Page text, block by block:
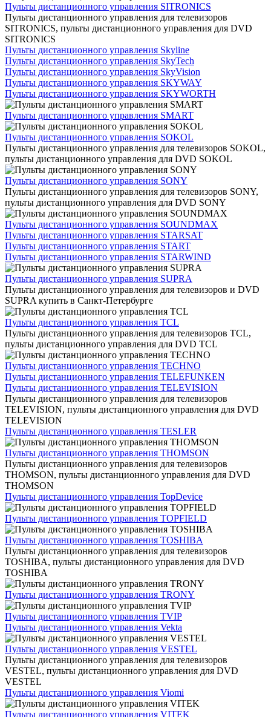
Пульты дистанционного управления SITRONICS
Пульты дистанционного управления для телевизоров
SITRONICS, пульты дистанционного управления для DVD
SITRONICS
Пульты дистанционного управления Skyline
Пульты дистанционного управления SkyTech
Пульты дистанционного управления SkyVision
Пульты дистанционного управления SKYWAY
Пульты дистанционного управления SKYWORTH
Пульты дистанционного управления SMART
Пульты дистанционного управления SOKOL
Пульты дистанционного управления для телевизоров SOKOL,
пульты дистанционного управления для DVD SOKOL
Пульты дистанционного управления SONY
Пульты дистанционного управления для телевизоров SONY,
пульты дистанционного управления для DVD SONY
Пульты дистанционного управления SOUNDMAX
Пульты дистанционного управления STARSAT
Пульты дистанционного управления START
Пульты дистанционного управления STARWIND
Пульты дистанционного управления SUPRA
Пульты дистанционного управления для телевизоров и DVD
SUPRA купить в Санкт-Петербурге
Пульты дистанционного управления TCL
Пульты дистанционного управления для телевизоров TCL,
пульты дистанционного управления для DVD TCL
Пульты дистанционного управления TECHNO
Пульты дистанционного управления TELEFUNKEN
Пульты дистанционного управления TELEVISION
Пульты дистанционного управления для телевизоров
TELEVISION, пульты дистанционного управления для DVD
TELEVISION
Пульты дистанционного управления TESLER
Пульты дистанционного управления THOMSON
Пульты дистанционного управления для телевизоров
THOMSON, пульты дистанционного управления для DVD
THOMSON
Пульты дистанционного управления TopDevice
Пульты дистанционного управления TOPFIELD
Пульты дистанционного управления TOSHIBA
Пульты дистанционного управления для телевизоров
TOSHIBA, пульты дистанционного управления для DVD
TOSHIBA
Пульты дистанционного управления TRONY
Пульты дистанционного управления TVIP
Пульты дистанционного управления Vekta
Пульты дистанционного управления VESTEL
Пульты дистанционного управления для телевизоров
VESTEL, пульты дистанционного управления для DVD
VESTEL
Пульты дистанционного управления Viomi
Пульты дистанционного управления VITEK